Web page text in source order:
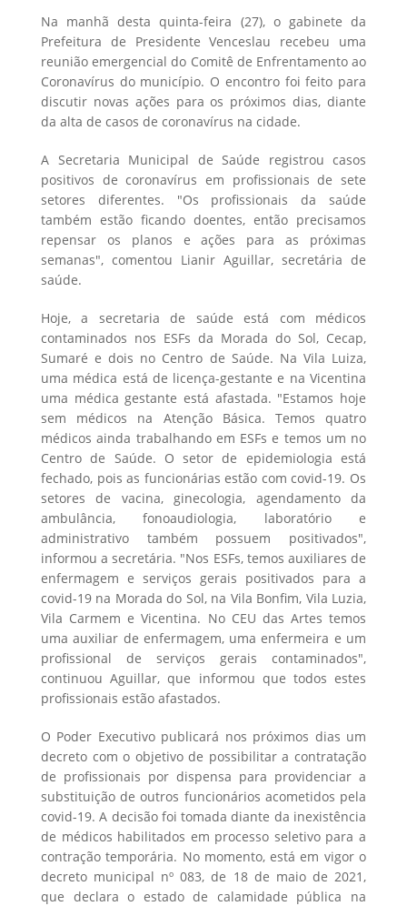
Na manhã desta quinta-feira (27), o gabinete da
Prefeitura de Presidente Venceslau recebeu uma
reunião emergencial do Comitê de Enfrentamento ao
Coronavírus do município. O encontro foi feito para
discutir novas ações para os próximos dias, diante
da alta de casos de coronavírus na cidade.
A Secretaria Municipal de Saúde registrou casos
positivos de coronavírus em profissionais de sete
setores diferentes. "Os profissionais da saúde
também estão ficando doentes, então precisamos
repensar os planos e ações para as próximas
semanas", comentou Lianir Aguillar, secretária de
saúde.
Hoje, a secretaria de saúde está com médicos
contaminados nos ESFs da Morada do Sol, Cecap,
Sumaré e dois no Centro de Saúde. Na Vila Luiza,
uma médica está de licença-gestante e na Vicentina
uma médica gestante está afastada. "Estamos hoje
sem médicos na Atenção Básica. Temos quatro
médicos ainda trabalhando em ESFs e temos um no
Centro de Saúde. O setor de epidemiologia está
fechado, pois as funcionárias estão com covid-19. Os
setores de vacina, ginecologia, agendamento da
ambulância, fonoaudiologia, laboratório e
administrativo também possuem positivados",
informou a secretária. "Nos ESFs, temos auxiliares de
enfermagem e serviços gerais positivados para a
covid-19 na Morada do Sol, na Vila Bonfim, Vila Luzia,
Vila Carmem e Vicentina. No CEU das Artes temos
uma auxiliar de enfermagem, uma enfermeira e um
profissional de serviços gerais contaminados",
continuou Aguillar, que informou que todos estes
profissionais estão afastados.
O Poder Executivo publicará nos próximos dias um
decreto com o objetivo de possibilitar a contratação
de profissionais por dispensa para providenciar a
substituição de outros funcionários acometidos pela
covid-19. A decisão foi tomada diante da inexistência
de médicos habilitados em processo seletivo para a
contração temporária. No momento, está em vigor o
decreto municipal nº 083, de 18 de maio de 2021,
que declara o estado de calamidade pública na